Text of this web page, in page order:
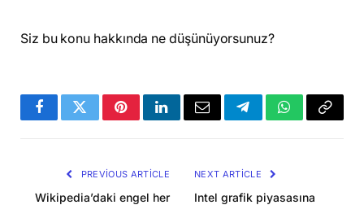
Siz bu konu hakkında ne düşünüyorsunuz?
FacebookTwitterPinterestLinkedInEmail TelegramWhatsApp
Copy
PREVIOUS ARTICLE
Wikipedia’daki engel her
NEXT ARTICLE
Intel grafik piyasasına